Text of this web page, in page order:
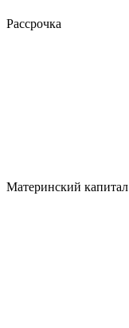
Рассрочка
Материнский капитал